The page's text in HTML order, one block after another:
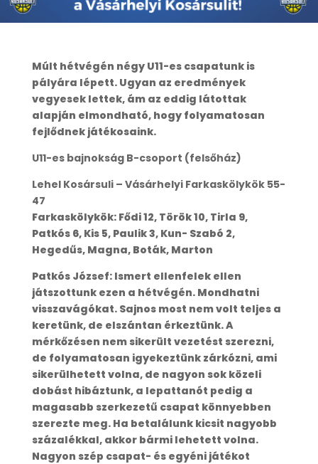
Múlt hétvégén négy U11-es csapatunk is
pályára lépett. Ugyan az eredmények
vegyesek lettek, ám az eddig látottak
alapján elmondható, hogy folyamatosan
fejlődnek játékosaink.
U11-es bajnokság B-csoport (felsőház)
Lehel Kosársuli – Vásárhelyi Farkaskölykök 55-
47
Farkaskölykök: Fődi 12, Török 10, Tirla 9,
Patkós 6, Kis 5, Paulik 3, Kun- Szabó 2,
Hegedűs, Magna, Boták, Marton
Patkós József: Ismert ellenfelek ellen
játszottunk ezen a hétvégén. Mondhatni
visszavágókat. Sajnos most nem volt teljes a
keretünk, de elszántan érkeztünk. A
mérkőzésen nem sikerült vezetést szerezni,
de folyamatosan igyekeztünk zárkózni, ami
sikerülhetett volna, de nagyon sok közeli
dobást hibáztunk, a lepattanót pedig a
magasabb szerkezetű csapat könnyebben
szerezte meg. Ha betalálunk kicsit nagyobb
százalékkal, akkor bármi lehetett volna.
Nagyon szép csapat- és egyéni játékot